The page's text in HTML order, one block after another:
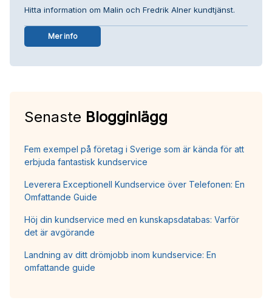
Hitta information om Malin och Fredrik Alner kundtjänst.
Mer info
Senaste Blogginlägg
Fem exempel på företag i Sverige som är kända för att
erbjuda fantastisk kundservice
Leverera Exceptionell Kundservice över Telefonen: En
Omfattande Guide
Höj din kundservice med en kunskapsdatabas: Varför
det är avgörande
Landning av ditt drömjobb inom kundservice: En
omfattande guide